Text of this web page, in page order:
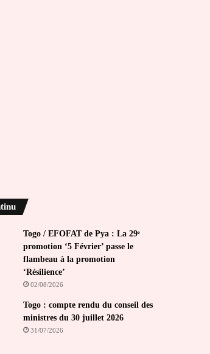
Togo / EFOFAT de Pya : La 29ᵉ
promotion ‘5 Février’ passe le
flambeau à la promotion
‘Résilience’
02/08/2026
Togo : compte rendu du conseil des
ministres du 30 juillet 2026
31/07/2026